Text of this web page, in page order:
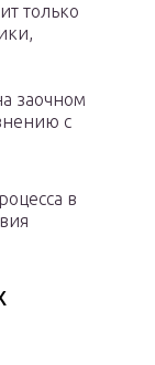
только
заочном
с
в